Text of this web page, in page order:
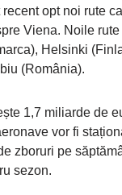
opt ​​noi rute
Viena. Noile
Helsinki
(România).
1,7 miliarde de
vor fi
zboruri pe
sezon.